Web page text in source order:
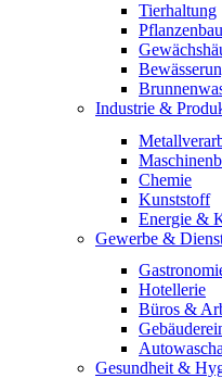
Tierhaltung
Pflanzenbau
Industrie &
Chemie
Kunststoff
Energie &
Gewerbe &
Hotellerie
Büros &
Gesundheit &